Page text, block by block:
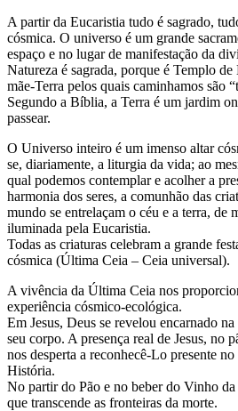
A partir da Eucaristia tudo é sagrado,
cósmica. O universo é um grande
espaço e no lugar de manifestação da
Natureza é sagrada, porque é Templo
mãe-Terra pelos quais caminhamos são
Segundo a Bíblia, a Terra é um jardim
passear.
O Universo inteiro é um imenso altar
se, diariamente, a liturgia da vida; ao
qual podemos contemplar e acolher a
harmonia dos seres, a comunhão das
mundo se entrelaçam o céu e a terra, de
iluminada pela Eucaristia.
Todas as criaturas celebram a grande
cósmica (Última Ceia – Ceia universal).
A vivência da Última Ceia nos
experiência cósmico-ecológica.
Em Jesus, Deus se revelou encarnado
seu corpo. A presença real de Jesus, no
nos desperta a reconhecê-Lo presente
História.
No partir do Pão e no beber do Vinho
que transcende as fronteiras da morte.